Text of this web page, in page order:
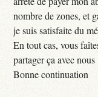
nombre de zones, et
je suis satisfaite du
En tout cas, vous
partager ça avec nous
Bonne continuation